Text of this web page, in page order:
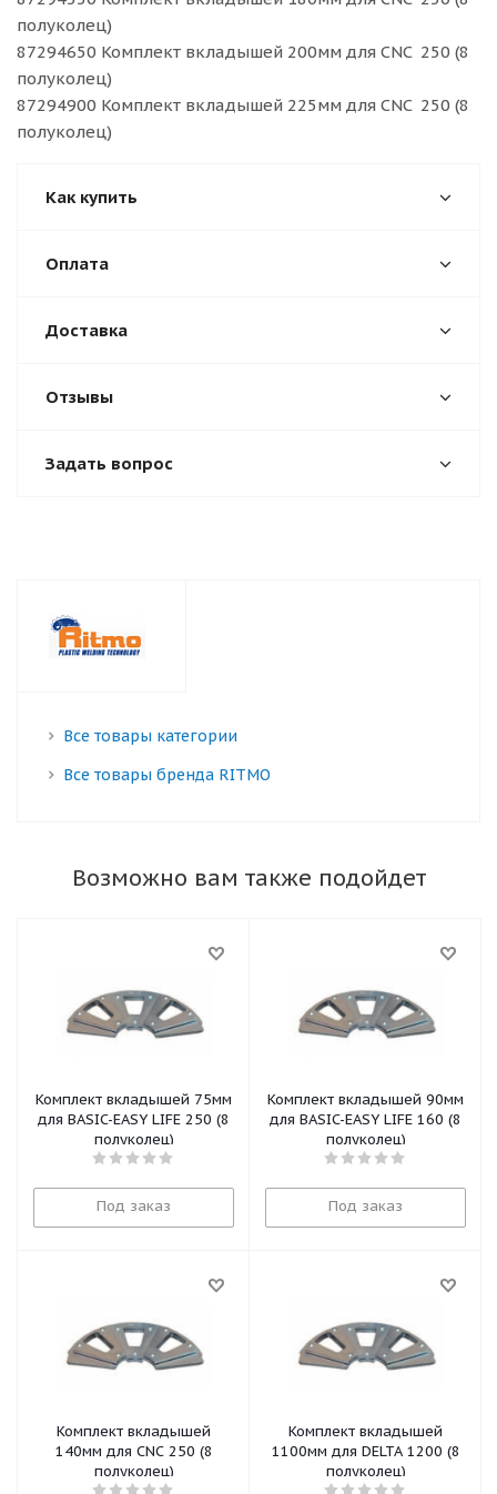
полуколец)
87294650 Комплект вкладышей 200мм для CNC 250 (8
полуколец)
87294900 Комплект вкладышей 225мм для CNC 250 (8
полуколец)
Как купить
Оплата
Доставка
Отзывы
Задать вопрос
Все товары категории
Все товары бренда RITMO
Возможно вам также подойдет
Комплект вкладышей 75мм
для BASIC-EASY LIFE 250 (8
полуколец)
Под заказ
Комплект вкладышей 90мм
для BASIC-EASY LIFE 160 (8
полуколец)
Под заказ
Комплект вкладышей
140мм для CNC 250 (8
полуколец)
Комплект вкладышей
1100мм для DELTA 1200 (8
полуколец)